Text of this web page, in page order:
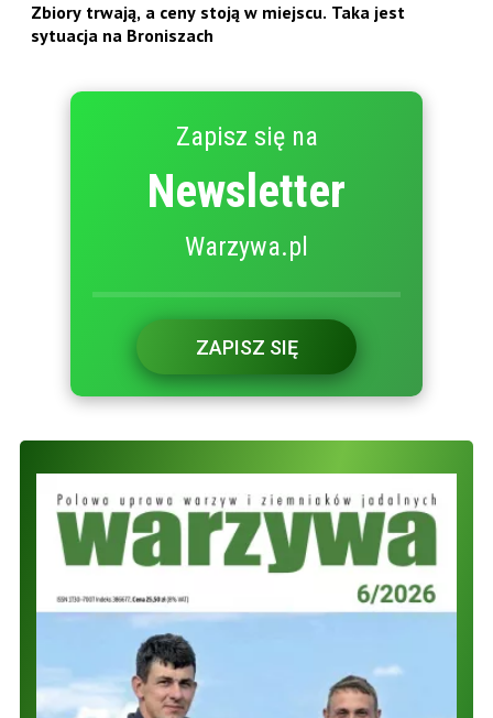
Zbiory trwają, a ceny stoją w miejscu. Taka jest
sytuacja na Broniszach
Zapisz się na
Newsletter
Warzywa.pl
ZAPISZ SIĘ